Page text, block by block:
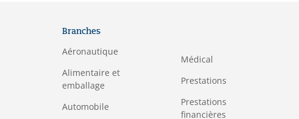
Branches
Aéronautique
Alimentaire et
emballage
Automobile
Médical
Prestations
Prestations
financières